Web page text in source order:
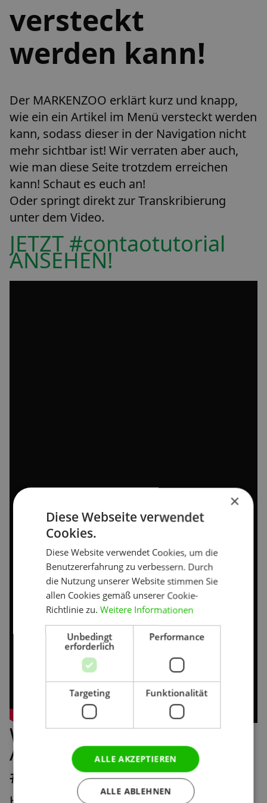
versteckt
werden kann!
Der MARKENZOO erklärt kurz und knapp,
wie ein ein Artikel im Menü versteckt werden
kann, sodass dieser in der Navigation nicht
mehr sichtbar ist! Wir verraten aber auch,
wie man diese Seite trotzdem erreichen
kann! Schaut es euch an!
Oder springt direkt zur Transkribierung
unter dem Video.
JETZT #contaotutorial
ANSEHEN!
Wie verstecke ich einen
Artikel in Contao?
#contaotutorial
×
Diese Webseite verwendet
Cookies.
Diese Website verwendet Cookies, um die
Benutzererfahrung zu verbessern. Durch
die Nutzung unserer Website stimmen Sie
allen Cookies gemäß unserer Cookie-
Richtlinie zu.Weitere Informationen
Unbedingt
erforderlich
Performance
Targeting Funktionalität
ALLE AKZEPTIEREN
ALLE ABLEHNEN